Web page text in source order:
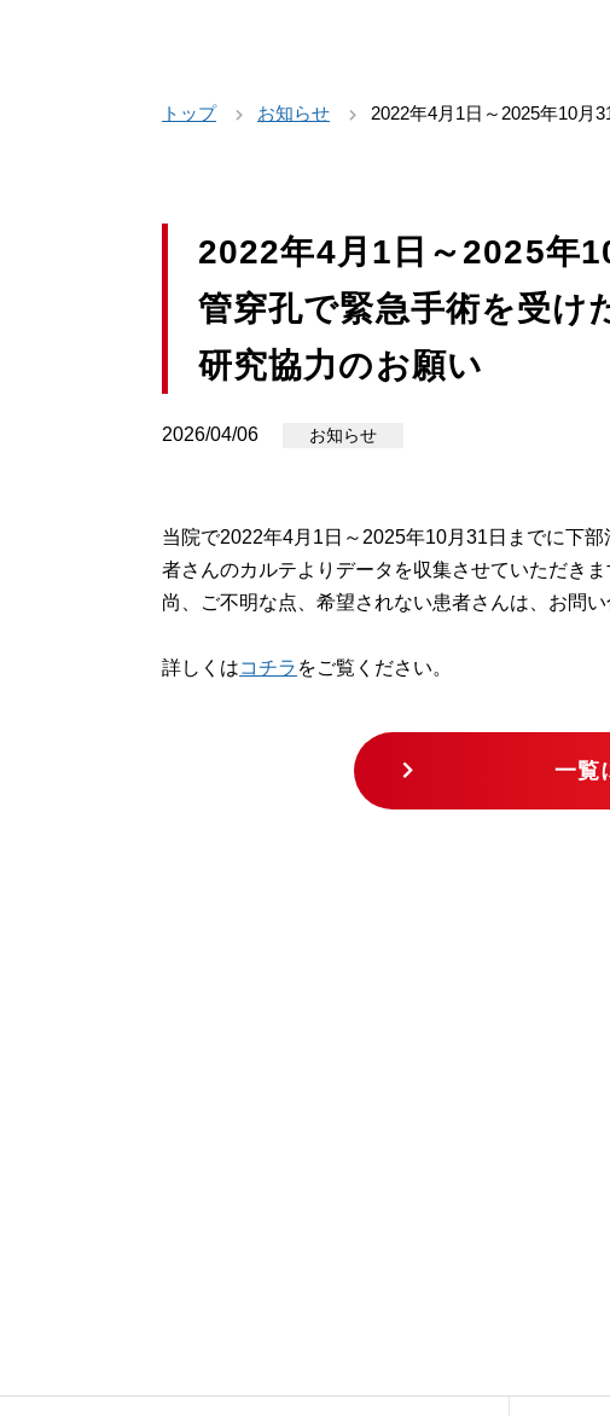
トップ お知らせ 2022年4月1日～2025年10月
2022年4月1日～2025年
管穿孔で緊急手術を受け
研究協力のお願い
2026/04/06 お知らせ
当院で2022年4月 1 日～ 2025年10月 31 日までに下
者さんのカルテよりデータを収集させていただきま
尚、ご不明な点、希望されない患者さんは、お問
詳しくはコチラ をご覧ください。
一覧